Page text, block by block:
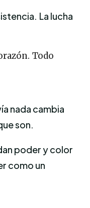
La lucha
Todo
nada cambia
son.
poder y color
como un